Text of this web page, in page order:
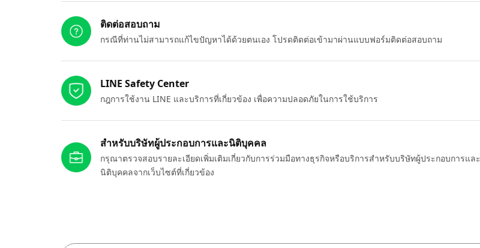
ติดต่อสอบถาม
กรณีที่ท่านไม่สามารถแก้ไขปัญหาได้ด้วยตนเอง โปรดติดต่อเข้ามาผ่านแบบฟอร์มติดต่อสอบถาม
LINE Safety Center
กฎการใช้งาน LINE และบริการที่เกี่ยวข้อง เพื่อความปลอดภัยในการใช้บริการ
สำหรับบริษัทผู้ประกอบการและนิติบุคคล
กรุณาตรวจสอบรายละเอียดเพิ่มเติมเกี่ยวกับการร่วมมือทางธุรกิจหรือบริการสำหรับบริษัทผู้ประกอบการและ
นิติบุคคลจากเว็บไซต์ที่เกี่ยวข้อง